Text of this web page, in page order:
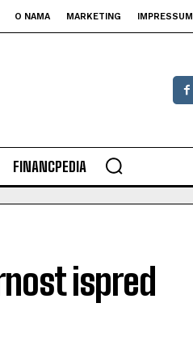
O NAMA MARKETING IMPRESSUM
FINANCPEDIA
ispred